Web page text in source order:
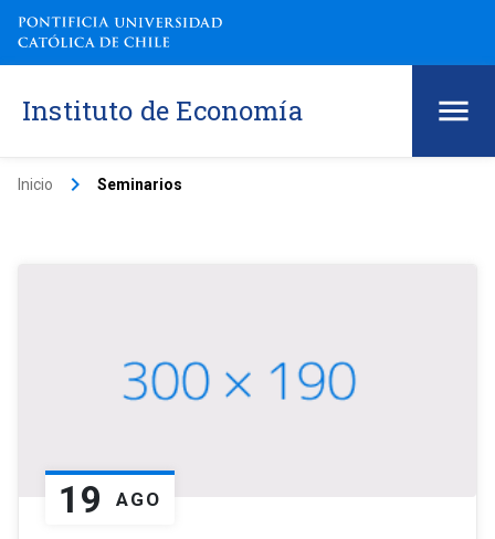
Instituto de Economía
Inicio keyboard_arrow_right Seminarios
19 AGO